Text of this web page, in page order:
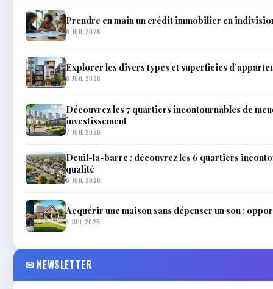
Prendre en main un crédit immobilier en
8 JUIL 2026
Explorer les divers types et superficies
8 JUIL 2026
Découvrez les 7 quartiers incontournables de
investissement
7 JUIL 2026
Deuil-la-barre : découvrez les 6 quartiers
qualité
6 JUIL 2026
Acquérir une maison sans dépenser un sou :
4 JUIL 2026
✉ NEWSLETTER